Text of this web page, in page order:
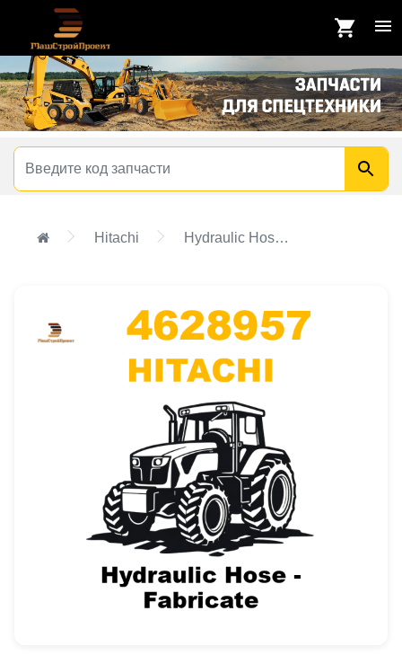
Hitachi Hydraulic Hose - Fabricate